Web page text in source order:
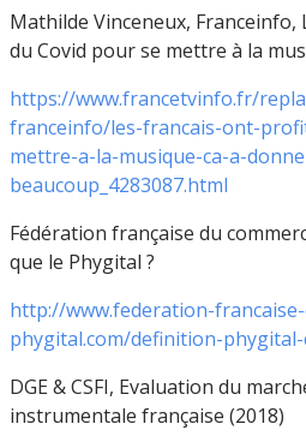
Mathilde Vinceneux,
du Covid pour se mettre à la
https://www.francetvinfo.fr/
franceinfo/les-francais-ont-
mettre-a-la-musique-ca-a-
beaucoup_4283087.html
Fédération française du
que le Phygital ?
http://www.federation-
phygital.com/definition-
DGE & CSFI, Evaluation du
instrumentale française (2018)